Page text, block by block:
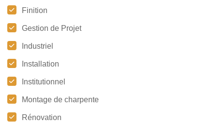
Finition
Gestion de Projet
Industriel
Installation
Institutionnel
Montage de charpente
Rénovation